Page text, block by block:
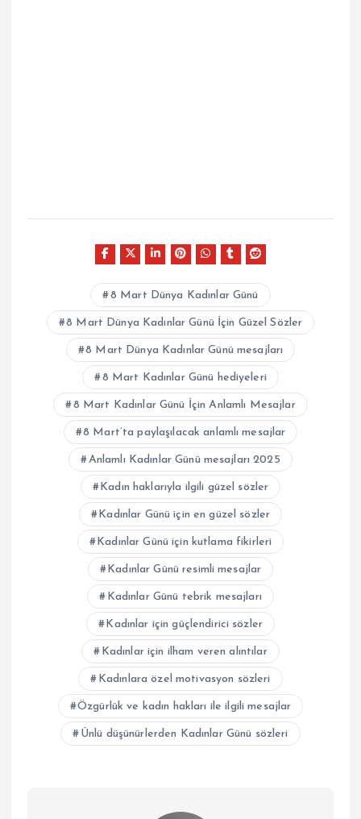
8 Mart Dünya Kadınlar Günü
8 Mart Dünya Kadınlar Günü İçin Güzel Sözler
8 Mart Dünya Kadınlar Günü mesajları
8 Mart Kadınlar Günü hediyeleri
8 Mart Kadınlar Günü İçin Anlamlı Mesajlar
8 Mart’ta paylaşılacak anlamlı mesajlar
Anlamlı Kadınlar Günü mesajları 2025
Kadın haklarıyla ilgili güzel sözler
Kadınlar Günü için en güzel sözler
Kadınlar Günü için kutlama fikirleri
Kadınlar Günü resimli mesajlar
Kadınlar Günü tebrik mesajları
Kadınlar için güçlendirici sözler
Kadınlar için ilham veren alıntılar
Kadınlara özel motivasyon sözleri
Özgürlük ve kadın hakları ile ilgili mesajlar
Ünlü düşünürlerden Kadınlar Günü sözleri